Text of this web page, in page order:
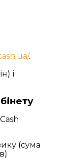
.
і
(сума